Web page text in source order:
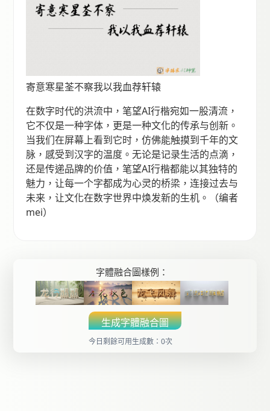
寄意寒星荃不察我以我血荐轩辕
在数字时代的洪流中，笔望AI行楷宛如一股清流，
它不仅是一种字体，更是一种文化的传承与创新。
当我们在屏幕上看到它时，仿佛能触摸到千年的文
脉，感受到汉字的温度。无论是记录生活的点滴，
还是传递品牌的价值，笔望AI行楷都能以其独特的
魅力，让每一个字都成为心灵的桥梁，连接过去与
未来，让文化在数字世界中焕发新的生机。（编者
mei）
字體融合圖樣例：
生成字體融合圖
今日剩餘可用生成數：0次